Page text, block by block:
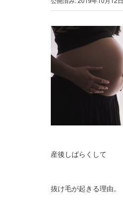
産後しばらくして
抜け毛が起きる理由。